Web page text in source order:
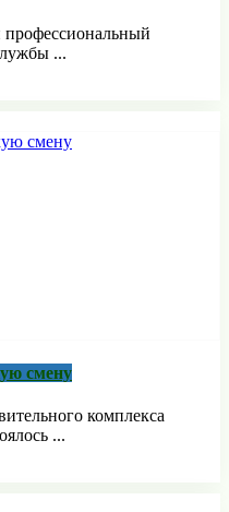
профессиональный
...
смену
комплекса
...